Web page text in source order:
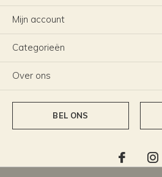
Mijn account
Categorieën
Over ons
BEL ONS